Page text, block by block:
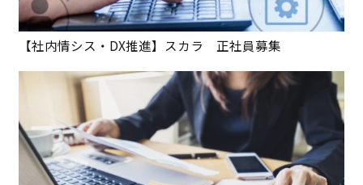
【社内情シス・DX推進】スカラ 正社員募集